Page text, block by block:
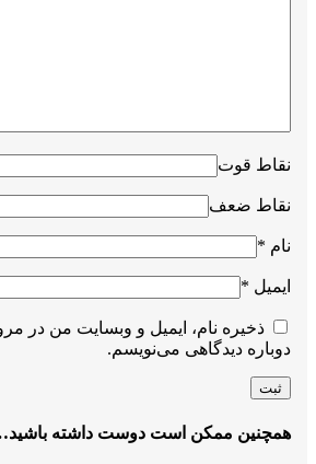
نقاط قوت
نقاط ضعف
نام *
ایمیل *
ذخیره نام، ایمیل و وبسایت من در
دوباره دیدگاهی می‌نویسم.
همچنین ممکن است دوست داشته